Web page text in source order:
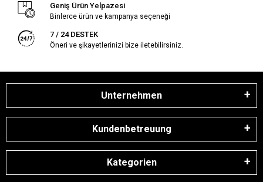
Geniş Ürün Yelpazesi
Binlerce ürün ve kampanya seçeneği
7 / 24 DESTEK
Öneri ve şikayetlerinizi bize iletebilirsiniz.
Unternehmen
Kundenbetreuung
Kategorien